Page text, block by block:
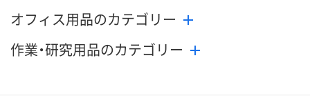
オフィス用品のカテゴリー
作業・研究用品のカテゴリー